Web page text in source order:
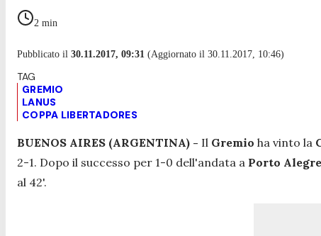
2 min
Pubblicato il 30.11.2017, 09:31 (Aggiornato il 30.11.2017, 10:46)
GREMIO
LANUS
COPPA LIBERTADORES
BUENOS AIRES (ARGENTINA) - Il Gremio ha vinto la
2-1. Dopo il successo per 1-0 dell'andata a Porto Alegre
al 42'.